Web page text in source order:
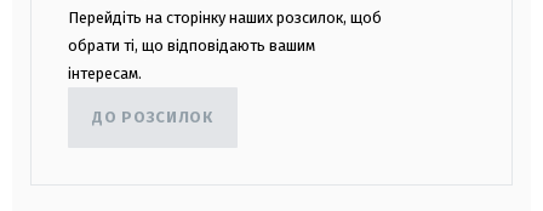
Перейдіть на сторінку наших розсилок, щоб
обрати ті, що відповідають вашим
інтересам.
ДО РОЗСИЛОК